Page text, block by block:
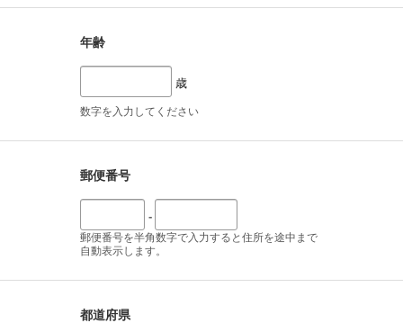
年齢
歳
数字を入力してください
郵便番号
-
郵便番号を半角数字で入力すると住所を途中まで
自動表示します。
都道府県